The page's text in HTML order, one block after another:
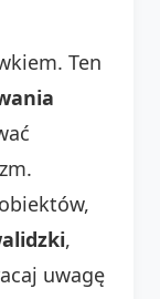
Ten
,
uwagę